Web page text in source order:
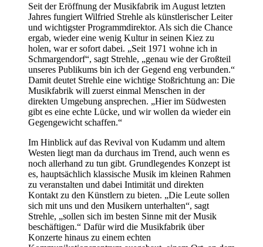
Seit der Eröffnung der Musikfabrik im August letzten
Jahres fungiert Wilfried Strehle als künstlerischer Leiter
und wichtigster Programmdirektor. Als sich die Chance
ergab, wieder eine wenig Kultur in seinen Kiez zu
holen, war er sofort dabei. „Seit 1971 wohne ich in
Schmargendorf“, sagt Strehle, „genau wie der Großteil
unseres Publikums bin ich der Gegend eng verbunden.“
Damit deutet Strehle eine wichtige Stoßrichtung an: Die
Musikfabrik will zuerst einmal Menschen in der
direkten Umgebung ansprechen. „Hier im Südwesten
gibt es eine echte Lücke, und wir wollen da wieder ein
Gegengewicht schaffen.“
Im Hinblick auf das Revival von Kudamm und altem
Westen liegt man da durchaus im Trend, auch wenn es
noch allerhand zu tun gibt. Grundlegendes Konzept ist
es, hauptsächlich klassische Musik im kleinen Rahmen
zu veranstalten und dabei Intimität und direkten
Kontakt zu den Künstlern zu bieten. „Die Leute sollen
sich mit uns und den Musikern unterhalten“, sagt
Strehle, „sollen sich im besten Sinne mit der Musik
beschäftigen.“ Dafür wird die Musikfabrik über
Konzerte hinaus zu einem echten